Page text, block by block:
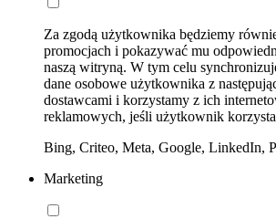
Za zgodą użytkownika będziemy
promocjach i pokazywać mu
naszą witryną. W tym celu
dane osobowe użytkownika z
dostawcami i korzystamy z ich
reklamowych, jeśli użytkownik korzysta
Bing, Criteo, Meta, Google, LinkedIn,
Marketing